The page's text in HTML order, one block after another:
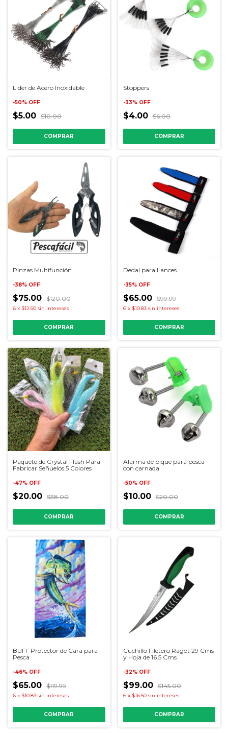
Lider de Acero Inoxidable
-50% OFF
$5.00 $10.00
COMPRAR
Stoppers
-33% OFF
$4.00 $6.00
Pinzas Multifunción
-38% OFF
$75.00 $120.00
6 x $12.50 sin intereses
COMPRAR
Dedal para Lances
-35% OFF
$65.00 $99.99
6 x $10.83 sin intereses
COMPRAR
Paquete de Crystal Flash Para
Fabricar Señuelos 5 Colores
-47% OFF
$20.00 $38.00
COMPRAR
Alarma de pique para pesca
con carnada
-50% OFF
$10.00 $20.00
BUFF Protector de Cara para
Pesca
-46% OFF
$65.00 $119.99
6 x $10.83 sin intereses
COMPRAR
Cuchillo Filetero Ragot 29 Cms
y Hoja de 16.5 Cms
-32% OFF
$99.00 $145.00
6 x $16.50 sin intereses